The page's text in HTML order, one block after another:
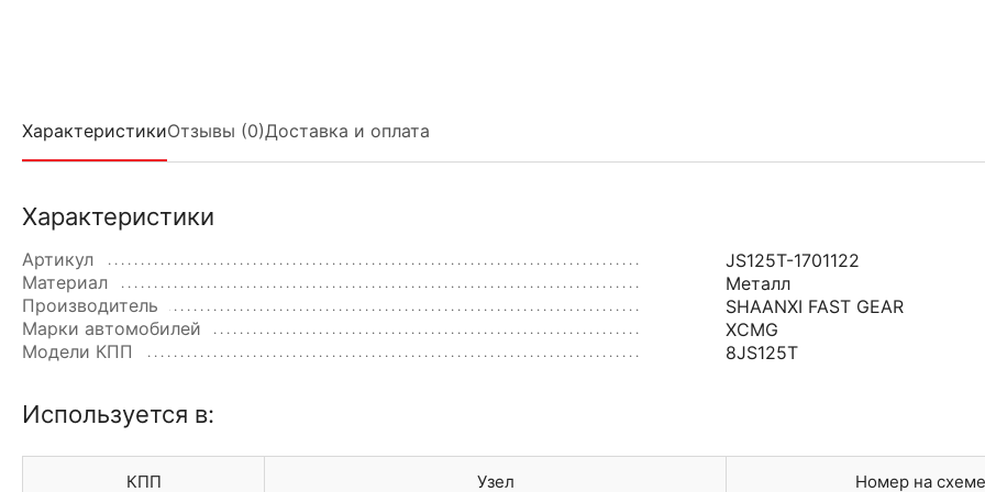
ХарактеристикиОтзывы (0)Доставка и оплата
Характеристики
Артикул
JS125T-1701122
Материал
Металл
Производитель
SHAANXI FAST GEAR
Марки автомобилей
XCMG
Модели КПП
8JS125T
Используется в:
КПП Узел Номер на схеме